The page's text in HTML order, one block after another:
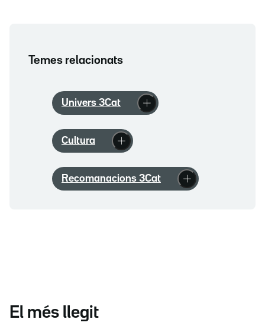
Temes relacionats
Univers 3Cat
Cultura
Recomanacions 3Cat
El més llegit